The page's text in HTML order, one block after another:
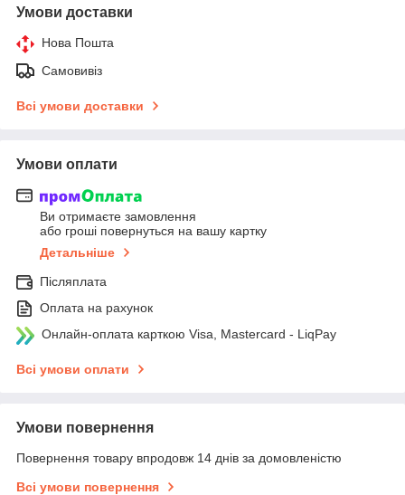
Умови доставки
Нова Пошта
Самовивіз
Всі умови доставки
Умови оплати
Ви отримаєте замовлення
або гроші повернуться на вашу картку
Детальніше
Післяплата
Оплата на рахунок
Онлайн-оплата карткою Visa, Mastercard - LiqPay
Всі умови оплати
Умови повернення
Повернення товару впродовж 14 днів за домовленістю
Всі умови повернення